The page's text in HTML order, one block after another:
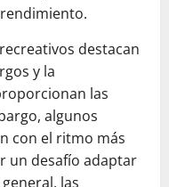
destacan
y la
las
algunos
con el ritmo más
un desafío adaptar
las